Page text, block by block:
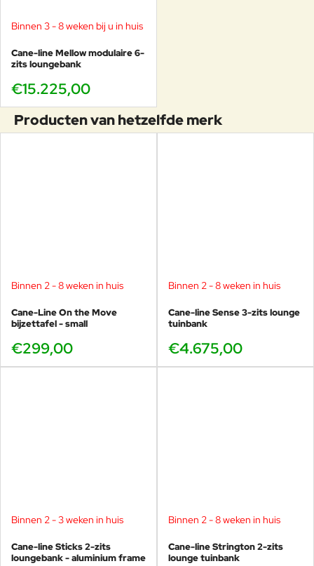
Binnen 3 - 8 weken bij u in huis
Cane-line Mellow modulaire 6-
zits loungebank
€15.225,00
Producten van hetzelfde merk
Binnen 2 - 8 weken in huis
Cane-Line On the Move
bijzettafel - small
€299,00
Binnen 2 - 8 weken in huis
Cane-line Sense 3-zits lounge
tuinbank
€4.675,00
Binnen 2 - 3 weken in huis
Cane-line Sticks 2-zits
loungebank - aluminium frame
Binnen 2 - 8 weken in huis
Cane-line Strington 2-zits
lounge tuinbank